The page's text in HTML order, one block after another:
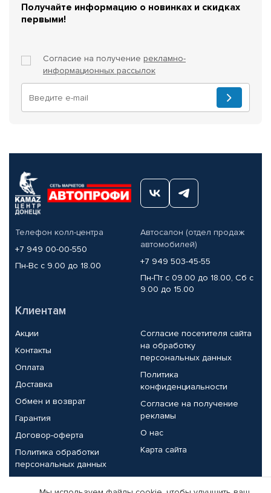
Получайте информацию о новинках и скидках
первыми!
Согласие на получение рекламно-
информационных рассылок
Телефон колл-центра
+7 949 00-00-550
Пн-Вс с 9.00 до 18.00
Автосалон (отдел продаж
автомобилей)
+7 949 503-45-55
Пн-Пт с 09.00 до 18.00, Сб с
9.00 до 15.00
Клиентам
Акции
Контакты
Оплата
Доставка
Обмен и возврат
Гарантия
Договор-оферта
Политика обработки
персональных данных
Согласие посетителя сайта
на обработку
персональных данных
Политика
конфиденциальности
Согласие на получение
рекламы
О нас
Карта сайта